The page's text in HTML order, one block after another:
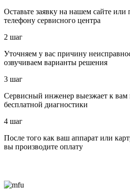
Оставьте заявку на нашем сайте
телефону сервисного центра
2 шаг
Уточняем у вас причину
озвучиваем варианты решения
3 шаг
Сервисный инженер выезжает к вам
бесплатной диагностики
4 шаг
После того как ваш аппарат или
вы производите оплату